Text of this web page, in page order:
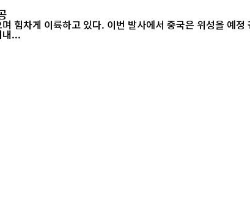
힘차게 이륙하고 있다. 이번 발사에서 중국은 위성을 예
로 성공했다./차이나데일리 [인터내...